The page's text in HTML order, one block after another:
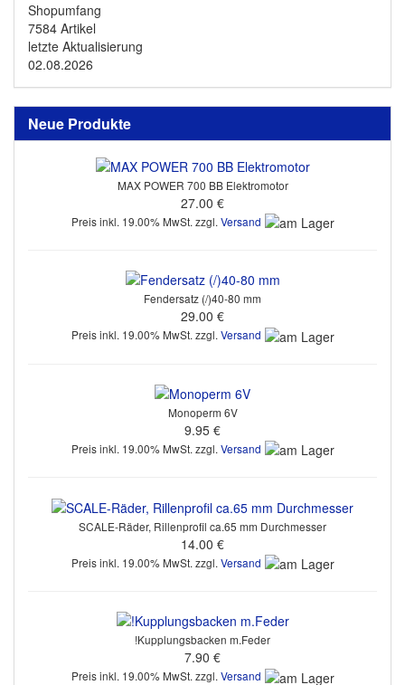
Shopumfang
7584 Artikel
letzte Aktualisierung
02.08.2026
Neue Produkte
MAX POWER 700 BB Elektromotor
27.00 €
Preis inkl. 19.00% MwSt. zzgl. Versand
Fendersatz (/)40-80 mm
29.00 €
Preis inkl. 19.00% MwSt. zzgl. Versand
Monoperm 6V
9.95 €
Preis inkl. 19.00% MwSt. zzgl. Versand
SCALE-Räder, Rillenprofil ca.65 mm Durchmesser
14.00 €
Preis inkl. 19.00% MwSt. zzgl. Versand
!Kupplungsbacken m.Feder
7.90 €
Preis inkl. 19.00% MwSt. zzgl. Versand